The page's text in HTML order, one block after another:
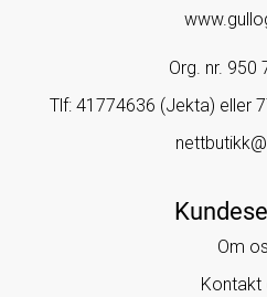
Org. nr. 950
Tlf: 41774636 (Jekta) eller
Om
Kontakt